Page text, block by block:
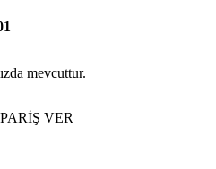
mevcuttur.
VER